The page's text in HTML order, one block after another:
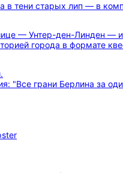
в тени старых лип — в
— Унтер-ден-Линден — и
города в формате